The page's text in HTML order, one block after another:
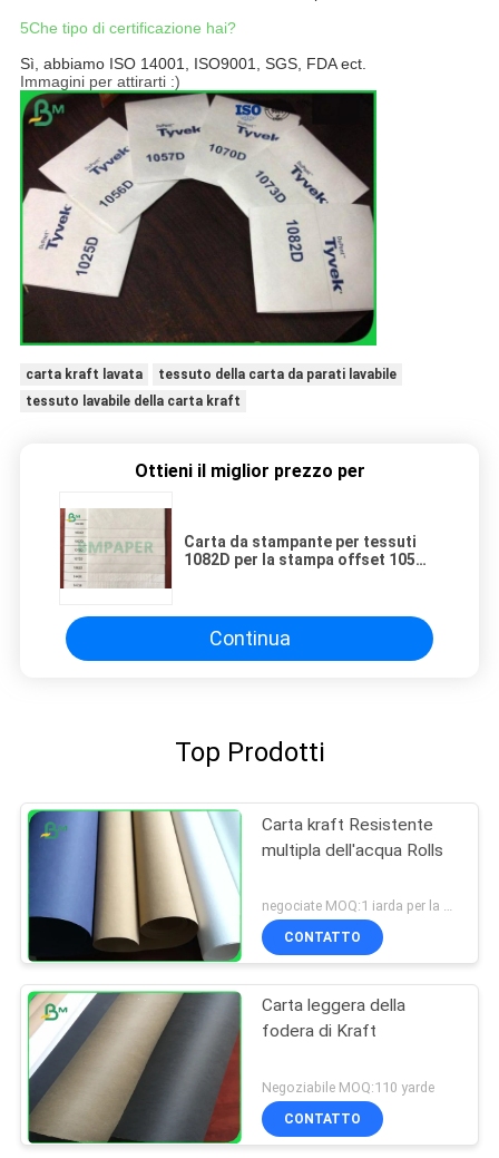
5Che tipo di certificazione hai?
Sì, abbiamo ISO 14001, ISO9001, SGS, FDA ect.
Immagini per attirarti :)
carta kraft lavata
tessuto della carta da parati lavabile
tessuto lavabile della carta kraft
Ottieni il miglior prezzo per
Carta da stampante per tessuti
1082D per la stampa offset 105
Continua
Top Prodotti
Carta kraft Resistente
multipla dell'acqua Rolls
negociate MOQ:1 iarda per la carta kraft lavata
CONTATTO
Carta leggera della
fodera di Kraft
Negoziabile MOQ:110 yarde
CONTATTO